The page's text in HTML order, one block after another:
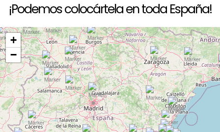
¡Podemos colocártela en toda España!
+
−